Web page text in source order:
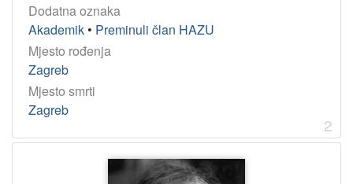
Dodatna oznaka
Akademik • Preminuli član HAZU
Mjesto rođenja
Zagreb
Mjesto smrti
Zagreb
2